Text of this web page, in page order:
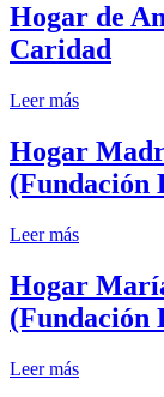
Hogar de
Caridad
Leer más
Hogar
(Fundación
Leer más
Hogar
(Fundación
Leer más